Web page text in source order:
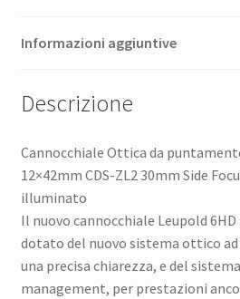
Informazioni aggiuntive
Descrizione
Cannocchiale Ottica da
12×42mm CDS-ZL2 30mm Side
illuminato
Il nuovo cannocchiale Leupold 6HD
dotato del nuovo sistema ottico
una precisa chiarezza, e del
management, per prestazioni